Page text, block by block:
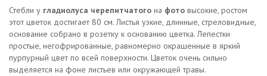
Стебли у гладиолуса черепитчатого на фото высокие, ростом
этот цветок достигает 80 см. Листья узкие, длинные, стреловидные,
основание собрано в розетку к основанию цветка. Лепестки
простые, негофрированные, равномерно окрашенные в яркий
пурпурный цвет по всей поверхности. Цветок очень сильно
выделяется на фоне листьев или окружающей травы.